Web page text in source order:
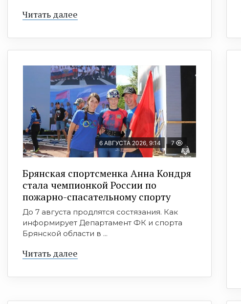
Читать далее
6 АВГУСТА 2026, 9:14 7
Брянская спортсменка Анна Кондря
стала чемпионкой России по
пожарно-спасательному спорту
До 7 августа продлятся состязания. Как
информирует Департамент ФК и спорта
Брянской области в ...
Читать далее